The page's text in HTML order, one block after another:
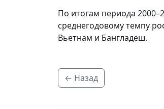
По итогам периода
среднегодовому темпу
Вьетнам и Бангладеш.
← Назад